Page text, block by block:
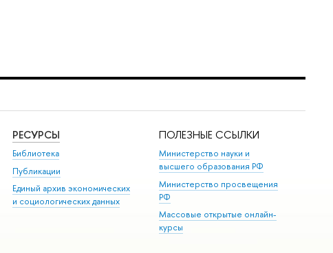
РЕСУРСЫ
Библиотека
Публикации
Единый архив экономических
и социологических данных
ПОЛЕЗНЫЕ ССЫЛКИ
Министерство науки и
высшего образования РФ
Министерство просвещения
РФ
Массовые открытые онлайн-
курсы